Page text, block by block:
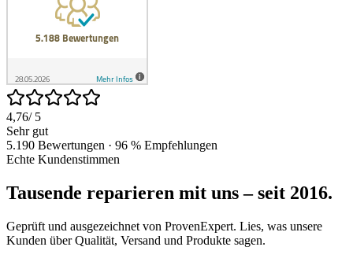
4,76/ 5
Sehr gut
5.190 Bewertungen · 96 % Empfehlungen
Echte Kundenstimmen
Tausende reparieren mit uns – seit 2016.
Geprüft und ausgezeichnet von ProvenExpert. Lies, was unsere
Kunden über Qualität, Versand und Produkte sagen.